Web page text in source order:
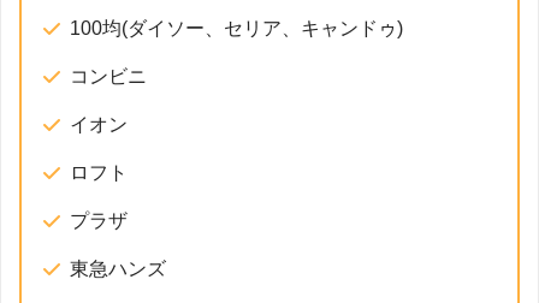
100均(ダイソー、セリア、キャンドゥ)
コンビニ
イオン
ロフト
プラザ
東急ハンズ